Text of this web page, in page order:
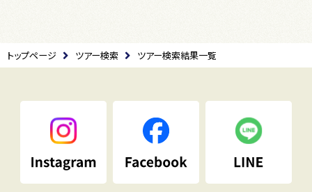
トップページ ツアー検索 ツアー検索結果一覧